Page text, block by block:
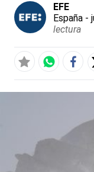
EFE
España -
lectura